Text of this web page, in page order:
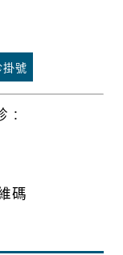
號
: